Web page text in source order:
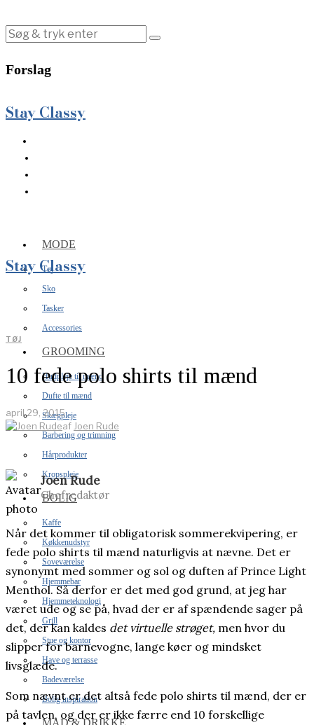
Forslag
Stay Classy
MODE
Tøj
Sko
Tasker
Accessories
GROOMING
Hudpleje til mænd
Dufte til mænd
Skægpleje
Barbering og trimning
Hårprodukter
Kropspleje
BOLIG
Kaffe
Køkkenudstyr
Soveværelse
Hjemmebar
Hjemmeteknologi
Grill
Stue og kontor
Have og terrasse
Badeværelse
Bolig inspiration
Stay Classy
TØJ
10 fede polo shirts til mænd
april 29, 2015
afJoen Rude
Joen Rude
Chefredaktør
Når det kommer til obligatorisk sommerekvipering, er
fede polo shirts til mænd naturligvis at nævne. Det er
synonymt med sommer og sol og duften af Prince Light
Menthol. Så derfor er det med god grund, at jeg har
været ude og se på, hvad der er af spændende sager på
det, der kan kaldes det virtuelle strøget, men hvor du
slipper for barnevogne, lange køer og mindsket
livsglæde.
Som nævnt er det altså fede polo shirts til mænd, der er
på tavlen, og der er ikke færre end 10 forskellige